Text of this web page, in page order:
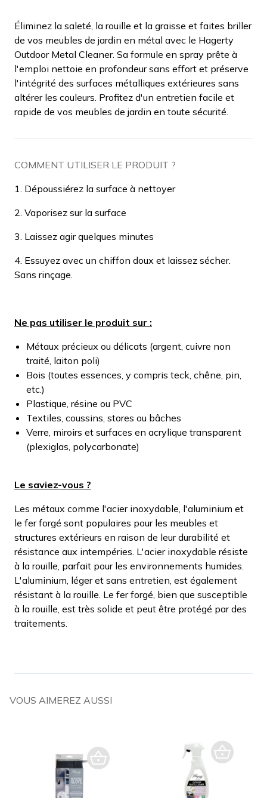
Éliminez la saleté, la rouille et la graisse et faites briller
de vos meubles de jardin en métal avec le Hagerty
Outdoor Metal Cleaner. Sa formule en spray prête à
l'emploi nettoie en profondeur sans effort et préserve
l'intégrité des surfaces métalliques extérieures sans
altérer les couleurs. Profitez d'un entretien facile et
rapide de vos meubles de jardin en toute sécurité.
COMMENT UTILISER LE PRODUIT ?
1. Dépoussiérez la surface à nettoyer
2. Vaporisez sur la surface
3. Laissez agir quelques minutes
4. Essuyez avec un chiffon doux et laissez sécher.
Sans rinçage.
Ne pas utiliser le produit sur :
Métaux précieux ou délicats (argent, cuivre non
traité, laiton poli)
Bois (toutes essences, y compris teck, chêne, pin,
etc.)
Plastique, résine ou PVC
Textiles, coussins, stores ou bâches
Verre, miroirs et surfaces en acrylique transparent
(plexiglas, polycarbonate)
Le saviez-vous ?
Les métaux comme l'acier inoxydable, l'aluminium et
le fer forgé sont populaires pour les meubles et
structures extérieurs en raison de leur durabilité et
résistance aux intempéries. L'acier inoxydable résiste
à la rouille, parfait pour les environnements humides.
L'aluminium, léger et sans entretien, est également
résistant à la rouille. Le fer forgé, bien que susceptible
à la rouille, est très solide et peut être protégé par des
traitements.
VOUS AIMEREZ AUSSI